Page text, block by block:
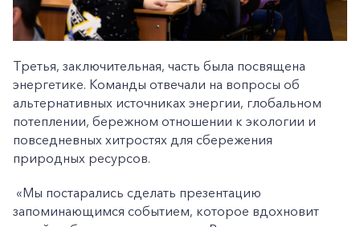
Заказать обратный звонок
Третья, заключительная, часть была посвящена
энергетике. Команды отвечали на вопросы об
альтернативных источниках энергии, глобальном
потеплении, бережном отношении к экологии и
повседневных хитростях для сбережения
природных ресурсов.
«Мы постарались сделать презентацию
запоминающимся событием, которое вдохновит